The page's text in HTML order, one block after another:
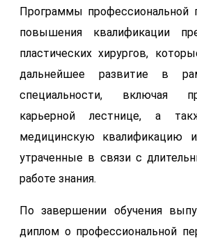
Программы профессиональной
повышения квалификации
пластических хирургов,
дальнейшее развитие в
специальности, включая
карьерной лестнице, а
медицинскую квалификацию
утраченные в связи с
работе знания.
По завершении обучения
диплом о профессиональной